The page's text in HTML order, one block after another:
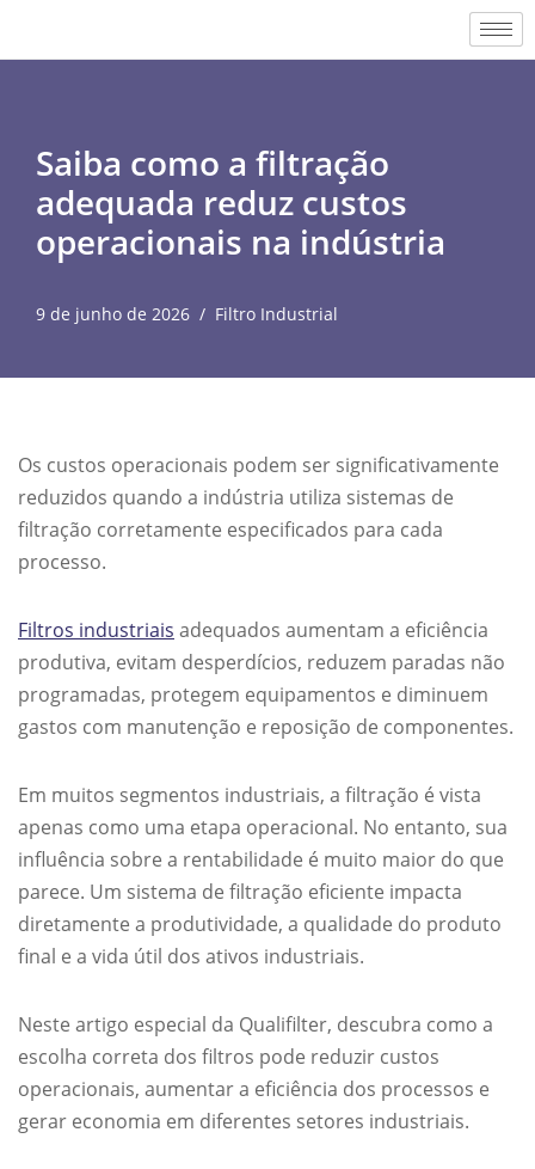
Pular
conteúdo
Saiba como a filtração
adequada reduz custos
operacionais na indústria
9 de junho de 2026 Filtro Industrial
Os custos operacionais podem ser significativamente
reduzidos quando a indústria utiliza sistemas de
filtração corretamente especificados para cada
processo.
Filtros industriais adequados aumentam a eficiência
produtiva, evitam desperdícios, reduzem paradas não
programadas, protegem equipamentos e diminuem
gastos com manutenção e reposição de componentes.
Em muitos segmentos industriais, a filtração é vista
apenas como uma etapa operacional. No entanto, sua
influência sobre a rentabilidade é muito maior do que
parece. Um sistema de filtração eficiente impacta
diretamente a produtividade, a qualidade do produto
final e a vida útil dos ativos industriais.
Neste artigo especial da Qualifilter, descubra como a
escolha correta dos filtros pode reduzir custos
operacionais, aumentar a eficiência dos processos e
gerar economia em diferentes setores industriais.